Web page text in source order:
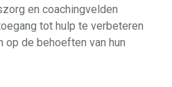
en coachingvelden
tot hulp te verbeteren
op de behoeften van hun